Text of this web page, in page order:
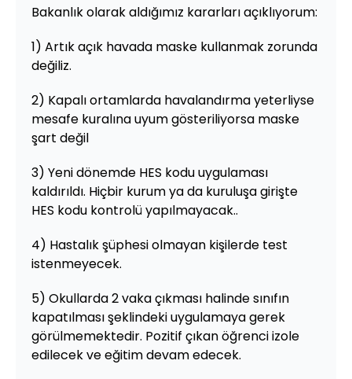
Bakanlık olarak aldığımız kararları açıklıyorum:
1) Artık açık havada maske kullanmak zorunda
değiliz.
2) Kapalı ortamlarda havalandırma yeterliyse
mesafe kuralına uyum gösteriliyorsa maske
şart değil
3) Yeni dönemde HES kodu uygulaması
kaldırıldı. Hiçbir kurum ya da kuruluşa girişte
HES kodu kontrolü yapılmayacak..
4) Hastalık şüphesi olmayan kişilerde test
istenmeyecek.
5) Okullarda 2 vaka çıkması halinde sınıfın
kapatılması şeklindeki uygulamaya gerek
görülmemektedir. Pozitif çıkan öğrenci izole
edilecek ve eğitim devam edecek.